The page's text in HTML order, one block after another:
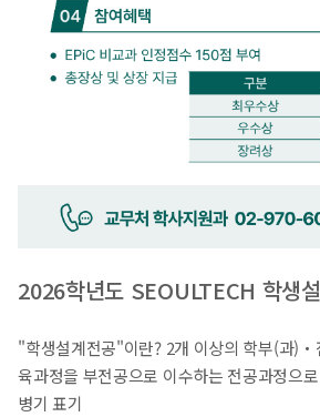
2026학년도 SEOULTECH 학생
"학생설계전공"이란? 2개 이상의 학부(과
육과정을 부전공으로 이수하는 전공과정으
병기 표기